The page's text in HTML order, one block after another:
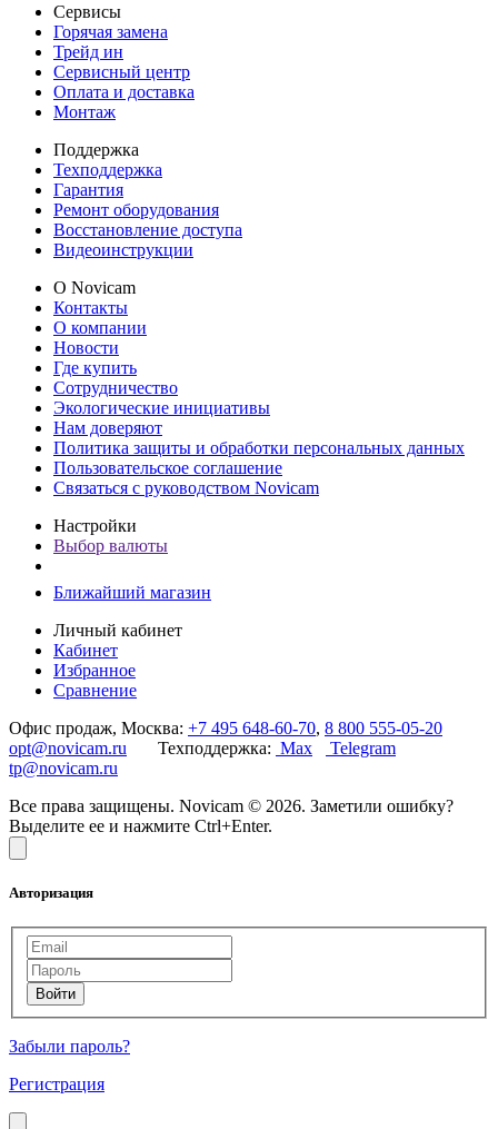
Сервисы
Горячая замена
Трейд ин
Сервисный центр
Оплата и доставка
Монтаж
Поддержка
Техподдержка
Гарантия
Ремонт оборудования
Восстановление доступа
Видеоинструкции
О Novicam
Контакты
О компании
Новости
Где купить
Сотрудничество
Экологические инициативы
Нам доверяют
Политика защиты и обработки персональных данных
Пользовательское соглашение
Связаться с руководством Novicam
Настройки
Выбор валюты
Ближайший магазин
Личный кабинет
Кабинет
Избранное
Сравнение
Офис продаж, Москва: +7 495 648-60-70, 8 800 555-05-20
opt@novicam.ru Техподдержка: Max
Telegram
tp@novicam.ru
Все права защищены. Novicam © 2026. Заметили ошибку?
Выделите ее и нажмите Ctrl+Enter.
Авторизация
Забыли пароль?
Регистрация